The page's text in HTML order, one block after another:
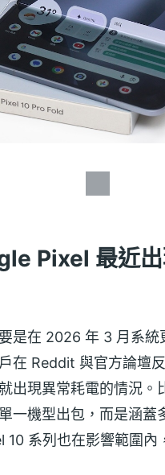
Pixel 最近
是在 2026 年 3 月系統
在 Reddit 與官方論壇
出現異常耗電的情況。
一機型出包，而是涵蓋
10 系列也在影響範圍內